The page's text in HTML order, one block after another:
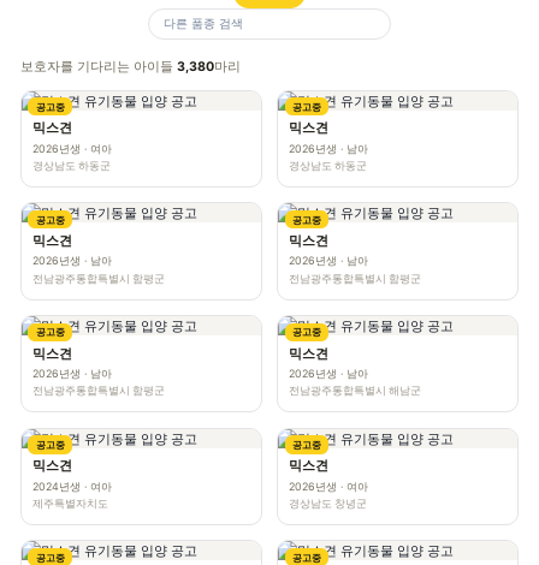
보호자를 기다리는 아이들 3,380마리
공고중
믹스견
2026년생 · 여아
경상남도 하동군
공고중
믹스견
2026년생 · 남아
경상남도 하동군
공고중
믹스견
2026년생 · 남아
전남광주통합특별시 함평군
공고중
믹스견
2026년생 · 남아
전남광주통합특별시 함평군
공고중
믹스견
2026년생 · 남아
전남광주통합특별시 함평군
공고중
믹스견
2026년생 · 남아
전남광주통합특별시 해남군
공고중
믹스견
2024년생 · 여아
제주특별자치도
공고중
믹스견
2026년생 · 여아
경상남도 창녕군
공고중 공고중